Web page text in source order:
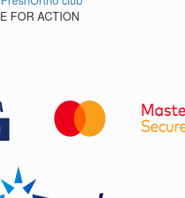
FOR ACTION